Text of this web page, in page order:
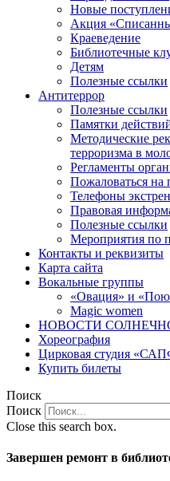
Новые
Акция
Краеведение
Библиотечные
Детям
Полезные ссылки
Антитеррор
Полезные ссылки
Памятки
Методические
терроризма в
Регламенты
Пожаловаться на
Телефоны
Правовая
Полезные ссылки
Мероприятия по
Контакты и реквизиты
Карта сайта
Вокальные группы
«Овация» и
Magic women
НОВОСТИ
Хореография
Цирковая студия
Купить билеты
Поиск
Поиск
Close this search box.
Завершен ремонт в